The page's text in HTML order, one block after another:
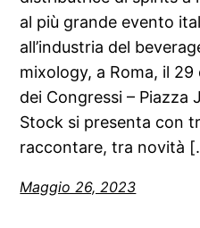
al più grande evento
all’industria del
mixology, a Roma, il
dei Congressi – Piazza
Stock si presenta con
raccontare, tra novità
Maggio 26, 2023